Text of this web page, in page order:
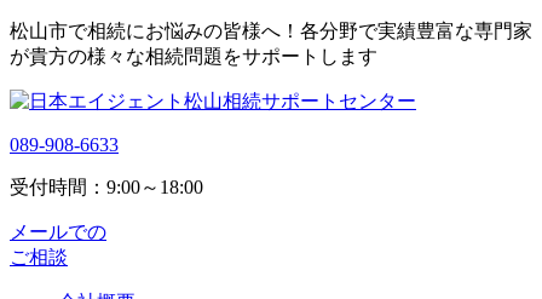
松山市で相続にお悩みの皆様へ！各分野で実績豊富な専門家
が貴方の様々な相続問題をサポートします
089-908-6633
受付時間：9:00～18:00
メールでの
ご相談